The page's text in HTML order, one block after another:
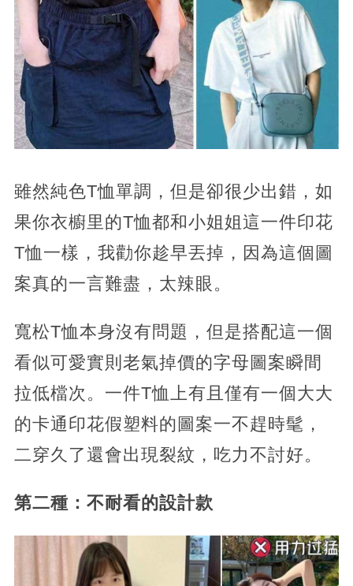
雖然純色T恤單調，但是卻很少出錯，如
果你衣櫥里的T恤都和小姐姐這一件印花
T恤一樣，我勸你趁早丟掉，因為這個圖
案真的一言難盡，太辣眼。
寬松T恤本身沒有問題，但是搭配這一個
看似可愛實則老氣掉價的字母圖案瞬間
拉低檔次。一件T恤上有且僅有一個大大
的卡通印花假塑料的圖案一不趕時髦，
二穿久了還會出現裂紋，吃力不討好。
第二種：不耐看的設計款